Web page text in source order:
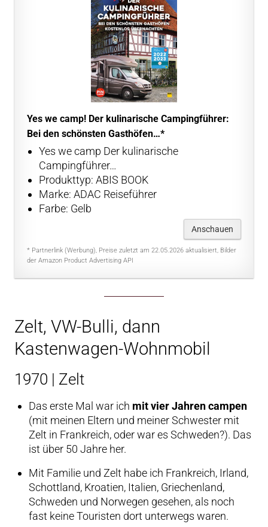
Yes we camp! Der kulinarische Campingführer:
Bei den schönsten Gasthöfen…*
Yes we camp Der kulinarische
Campingführer…
Produkttyp: ABIS BOOK
Marke: ADAC Reiseführer
Farbe: Gelb
Anschauen
* Partnerlink (Werbung), Preise zuletzt am 22.05.2026 aktualisiert, Bilder
der Amazon Product Advertising API
Zelt, VW-Bulli, dann
Kastenwagen-Wohnmobil
1970 | Zelt
Das erste Mal war ich mit vier Jahren campen
(mit meinen Eltern und meiner Schwester mit
Zelt in Frankreich, oder war es Schweden?). Das
ist über 50 Jahre her.
Mit Familie und Zelt habe ich Frankreich, Irland,
Schottland, Kroatien, Italien, Griechenland,
Schweden und Norwegen gesehen, als noch
fast keine Touristen dort unterwegs waren.